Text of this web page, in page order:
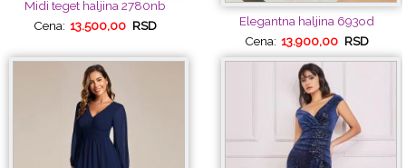
Midi teget haljina 2780nb
Cena: 13.500,00 RSD
Elegantna haljina 693od
Cena: 13.900,00 RSD